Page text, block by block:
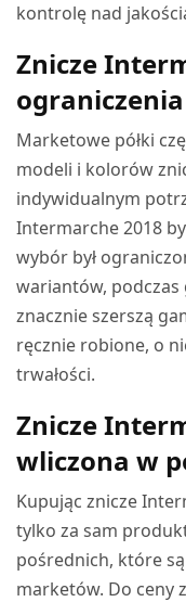
kontrolę nad
Znicze
Marketowe półki
modeli i kolorów
indywidualnym
Intermarche 2018
wybór był
wariantów,
znacznie szerszą
ręcznie robione, o
trwałości.
Znicze
wliczona w
Kupując znicze
tylko za sam
pośrednich, które
marketów. Do ceny